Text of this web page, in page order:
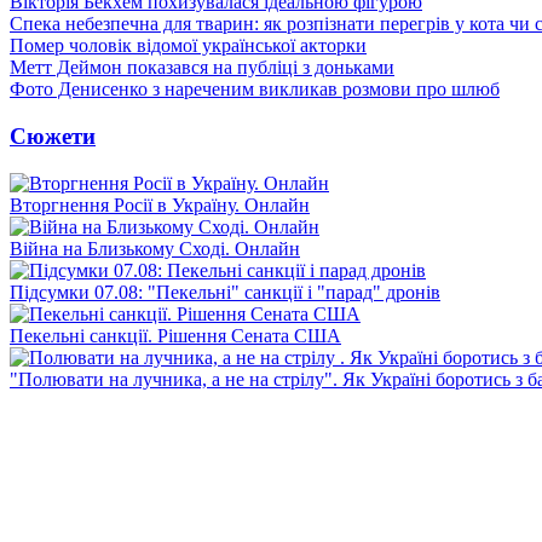
Спека небезпечна для тварин: як розпізнати перегрів у кота чи
Помер чоловік відомої української акторки
Метт Деймон показався на публіці з доньками
Фото Денисенко з нареченим викликав розмови про шлюб
Сюжети
Вторгнення Росії в Україну. Онлайн
Війна на Близькому Сході. Онлайн
Підсумки 07.08: "Пекельні" санкції і "парад" дронів
Пекельні санкції. Рішення Сената США
"Полювати на лучника, а не на стрілу". Як Україні боротись з